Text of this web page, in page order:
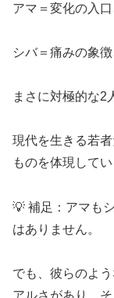
アマ＝変化の入口
シバ＝痛みの象
まさに対極的な2
現代を生きる若
ものを体現して
💡 補足：アマも
はありません。
でも、彼らのよ